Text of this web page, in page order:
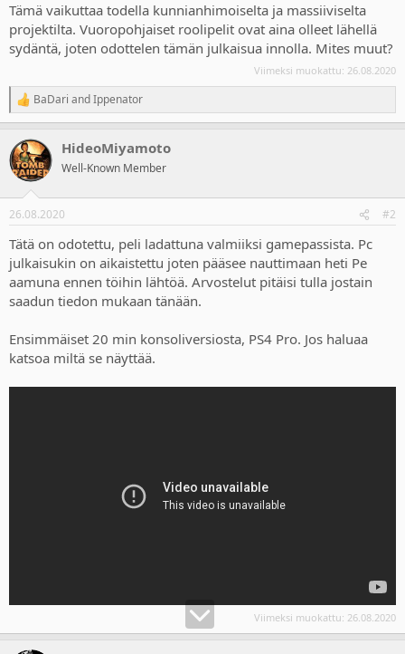
Tämä vaikuttaa todella kunnianhimoiselta ja massiiviselta
projektilta. Vuoropohjaiset roolipelit ovat aina olleet lähellä
sydäntä, joten odottelen tämän julkaisua innolla. Mites muut?
Viimeksi muokattu: 26.08.2020
R
e
c
t
i
s
BaDari andIppenator
HideoMiyamoto
Well-Known Member
26.08.2020 #2
Tätä on odotettu, peli ladattuna valmiiksi gamepassista. Pc
julkaisukin on aikaistettu joten pääsee nauttimaan heti Pe
aamuna ennen töihin lähtöä. Arvostelut pitäisi tulla jostain
saadun tiedon mukaan tänään.
Ensimmäiset 20 min konsoliversiosta, PS4 Pro. Jos haluaa
katsoa miltä se näyttää.
Viimeksi muokattu: 26.08.2020